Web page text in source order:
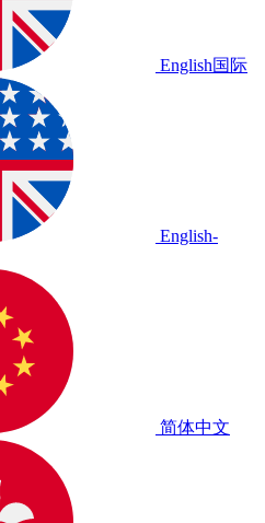
English国际
English-
简体中文